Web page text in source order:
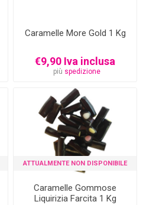
Caramelle More Gold 1 Kg
€9,90 Iva inclusa
più spedizione
ATTUALMENTE NON DISPONIBILE
Caramelle Gommose
Liquirizia Farcita 1 Kg